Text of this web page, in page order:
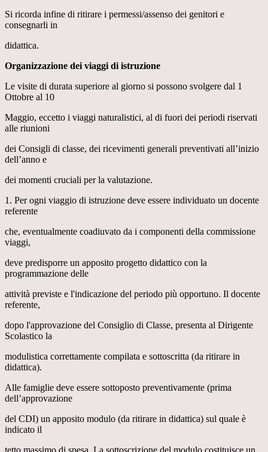
Si ricorda infine di ritirare i permessi/assenso dei genitori e
consegnarli in
didattica.
Organizzazione dei viaggi di istruzione
Le visite di durata superiore al giorno si possono svolgere dal 1
Ottobre al 10
Maggio, eccetto i viaggi naturalistici, al di fuori dei periodi riservati
alle riunioni
dei Consigli di classe, dei ricevimenti generali preventivati all’inizio
dell’anno e
dei momenti cruciali per la valutazione.
1. Per ogni viaggio di istruzione deve essere individuato un docente
referente
che, eventualmente coadiuvato da i componenti della commissione
viaggi,
deve predisporre un apposito progetto didattico con la
programmazione delle
attività previste e l'indicazione del periodo più opportuno. Il docente
referente,
dopo l'approvazione del Consiglio di Classe, presenta al Dirigente
Scolastico la
modulistica correttamente compilata e sottoscritta (da ritirare in
didattica).
Alle famiglie deve essere sottoposto preventivamente (prima
dell’approvazione
del CDI) un apposito modulo (da ritirare in didattica) sul quale è
indicato il